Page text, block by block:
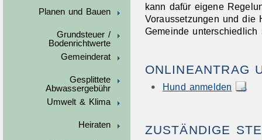
Planen und Bauen
Grundsteuer /
Bodenrichtwerte
Gemeinderat
Gesplittete
Abwassergebühr
Umwelt & Klima
Heiraten
kann dafür eigene
Voraussetzungen und die
Gemeinde unterschiedlich
ONLINEANTRAG
Hund anmelden
ZUSTÄNDIGE